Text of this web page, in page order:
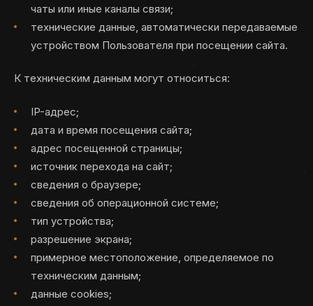
чаты или иные каналы связи;
технические данные, автоматически передаваемые
устройством Пользователя при посещении сайта.
К техническим данным могут относиться:
IP-адрес;
дата и время посещения сайта;
адрес посещенной страницы;
источник перехода на сайт;
сведения о браузере;
сведения об операционной системе;
тип устройства;
разрешение экрана;
примерное местоположение, определяемое по
техническим данным;
данные cookies;